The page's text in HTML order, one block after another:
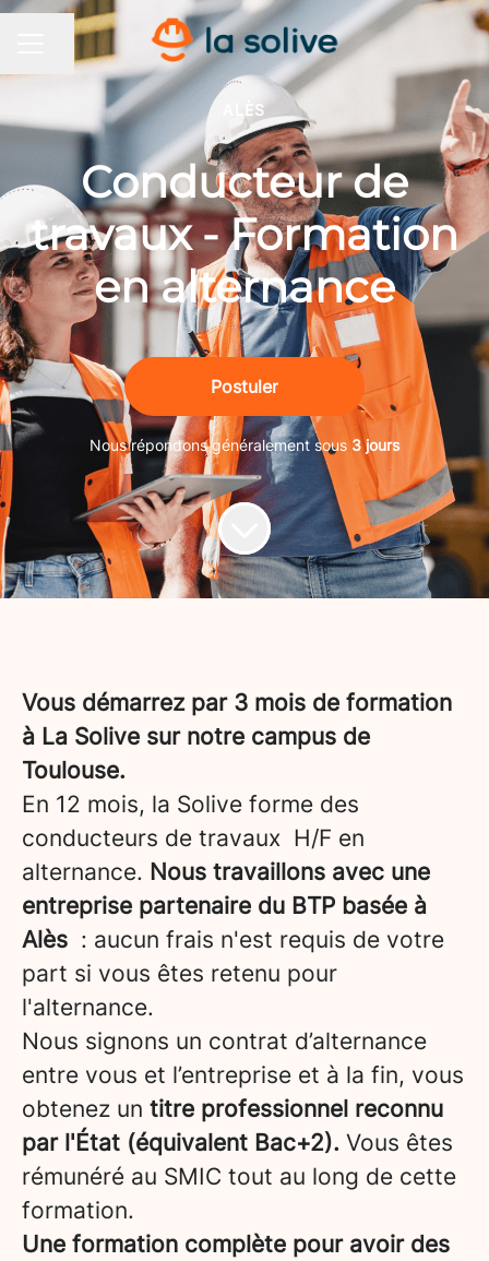
MENU CARRIÈRE
Partager la page
ALÈS
Conducteur de
travaux - Formation
en alternance
Postuler
Nous répondons généralement sous3 jours
Vous démarrez par 3 mois de formation
à La Solive sur notre campus de
Toulouse.
En 12 mois, la Solive forme des
conducteurs de travaux H/F en
alternance. Nous travaillons avec une
entreprise partenaire du BTP basée à
Alès : aucun frais n'est requis de votre
part si vous êtes retenu pour
l'alternance.
Nous signons un contrat d’alternance
entre vous et l’entreprise et à la fin, vous
obtenez un titre professionnel reconnu
par l'État (équivalent Bac+2). Vous êtes
rémunéré au SMIC tout au long de cette
formation.
Une formation complète pour avoir des